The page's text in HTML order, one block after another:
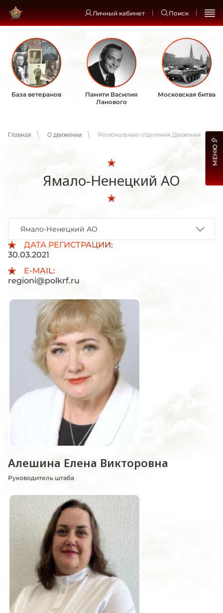
Личный кабинет Поиск
База ветеранов
Памяти Василия
Ланового
Московская битва
Главная О движении Региональные отделения Движения
Ямало-Ненецкий АО
ДАТА РЕГИСТРАЦИИ:
30.03.2021
E-MAIL:
regioni@polkrf.ru
Ямало-Ненецкий АО
Алешина Елена Викторовна
Руководитель штаба
МЕНЮ